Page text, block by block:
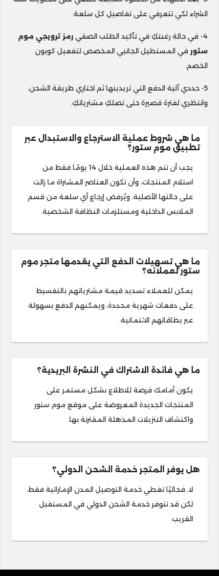
الشراء لكي تتعرفي على تفاصيل كل سلعة.
4- في حالة رغبتكِ في تأكيد الطلب الصقي
رمز ترويجي موم
ستور في المستطيل الجانبي المخصص لتفعيل كوبون
الخصم.
5- حددي آلية الدفع التي تريدينها ثم اختاري طريقة الشحن،
وانتظري لفترة قصيرة حتى تصلكِ مشترياتكِ.
ما هي شروط عملية الاسترجاع والاستبدال عبر
تطبيق موم ستور؟
يجب أن تتم هذه العملية خلال 14 يومًا فقط من
استلام المنتجات، وأن تكون العناصر المشتراة ما زالت
على حالتها الأصلية، ويُرفض إرجاع أي سلعة من قسم
الملابس الداخلية ومستلزمات النظافة الشخصية.
ما هي تسهيلات الدفع التي يقدمها متجر موم
ستور لعملائه؟
يمكن للعملاء تسديد قيمة مشترياتهم بالتقسيط
على دفعات شهرية محددة، ويمكنهم الدفع بسهولة
عبر بطاقاتهم الائتمانية.
ما هي فائدة الاشتراك في النشرة البريدية؟
يكون أمامك فرصة للاطلاع بشكل مستمر على
المنتجات الجديدة المعروضة على موقع موم ستور
واكتشاف التنزيلات المذهلة المقترنة بها.
هل يوفر المتجر خدمة الشحن الدولي؟
لا، فحاليًا تغطي خدمة التوصيل المدن الإماراتية فقط،
لكن قد تتوفر خدمة الشحن الدولي في المستقبل
القريب.